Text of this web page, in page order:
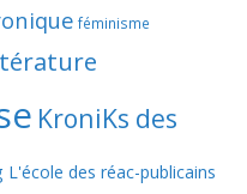
féminisme
KroniKs des
L'école des réac-publicains